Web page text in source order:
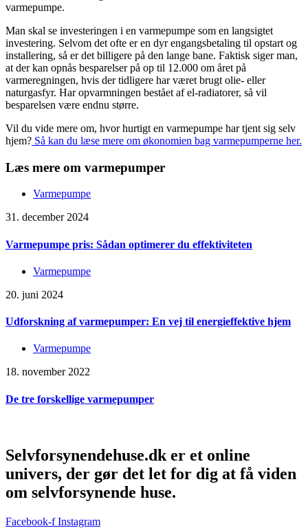
varmepumpe.
Man skal se investeringen i en varmepumpe som en langsigtet
investering. Selvom det ofte er en dyr engangsbetaling til opstart og
installering, så er det billigere på den lange bane. Faktisk siger man,
at der kan opnås besparelser på op til 12.000 om året på
varmeregningen, hvis der tidligere har været brugt olie- eller
naturgasfyr. Har opvarmningen bestået af el-radiatorer, så vil
besparelsen være endnu større.
Vil du vide mere om, hvor hurtigt en varmepumpe har tjent sig selv
hjem? Så kan du læse mere om økonomien bag varmepumperne her.
Læs mere om varmepumper
Varmepumpe
31. december 2024
Varmepumpe pris: Sådan optimerer du effektiviteten
Varmepumpe
20. juni 2024
Udforskning af varmepumper: En vej til energieffektive hjem
Varmepumpe
18. november 2022
De tre forskellige varmepumper
Selvforsynendehuse.dk er et online
univers, der gør det let for dig at få viden
om selvforsynende huse.
Facebook-f Instagram